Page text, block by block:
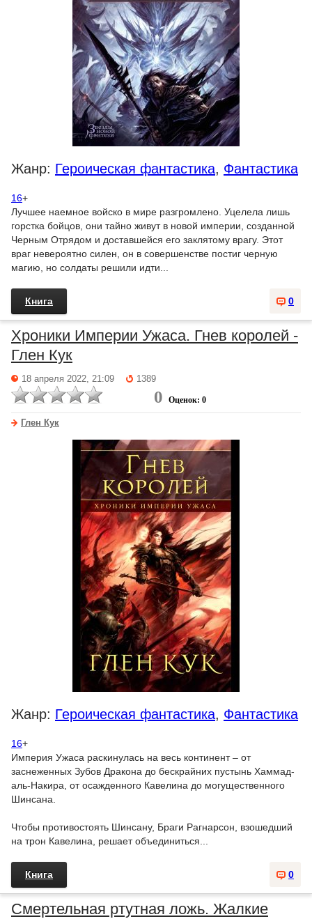
Жанр: Героическая фантастика, Фантастика
16+
Лучшее наемное войско в мире разгромлено. Уцелела лишь
горстка бойцов, они тайно живут в новой империи, созданной
Черным Отрядом и доставшейся его заклятому врагу. Этот
враг невероятно силен, он в совершенстве постиг черную
магию, но солдаты решили идти...
0
Книга
Хроники Империи Ужаса. Гнев королей -
Глен Кук
18 апреля 2022, 21:09 1389
0 Оценок: 0
Глен Кук
Жанр: Героическая фантастика, Фантастика
16+
Империя Ужаса раскинулась на весь континент – от
заснеженных Зубов Дракона до бескрайних пустынь Хаммад-
аль-Накира, от осажденного Кавелина до могущественного
Шинсана.
Чтобы противостоять Шинсану, Браги Рагнарсон, взошедший
на трон Кавелина, решает объединиться...
0
Книга
Смертельная ртутная ложь. Жалкие